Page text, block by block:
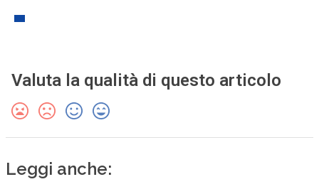
Valuta la qualità di questo articolo
Leggi anche: